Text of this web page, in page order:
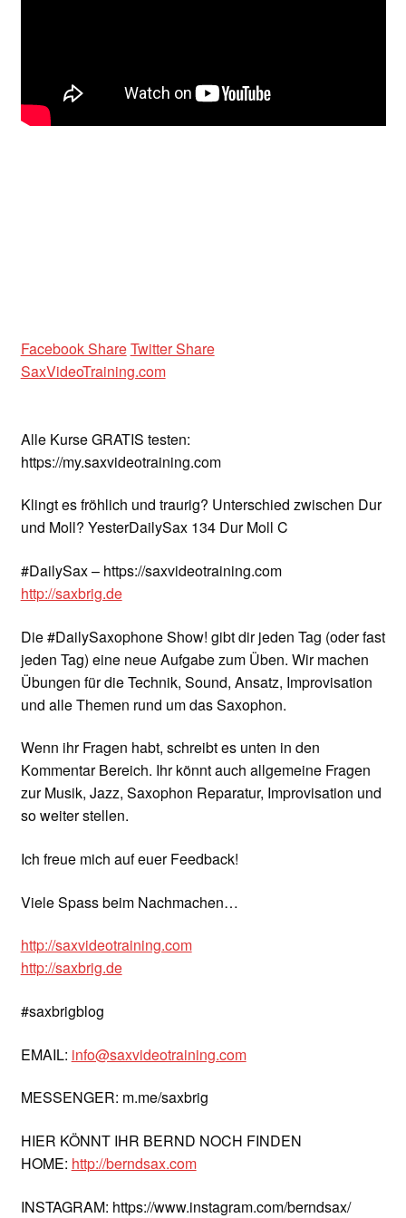
ÜBER UNS
Facebook ShareTwitter Share
SaxVideoTraining.com
Alle Kurse GRATIS testen:
https://my.saxvideotraining.com
Klingt es fröhlich und traurig? Unterschied zwischen Dur
und Moll? YesterDailySax 134 Dur Moll C
#DailySax – https://saxvideotraining.com
http://saxbrig.de
Die #DailySaxophone Show! gibt dir jeden Tag (oder fast
jeden Tag) eine neue Aufgabe zum Üben. Wir machen
Übungen für die Technik, Sound, Ansatz, Improvisation
und alle Themen rund um das Saxophon.
Wenn ihr Fragen habt, schreibt es unten in den
Kommentar Bereich. Ihr könnt auch allgemeine Fragen
zur Musik, Jazz, Saxophon Reparatur, Improvisation und
so weiter stellen.
Ich freue mich auf euer Feedback!
Viele Spass beim Nachmachen…
http://saxvideotraining.com
http://saxbrig.de
#saxbrigblog
EMAIL: info@saxvideotraining.com
MESSENGER: m.me/saxbrig
HIER KÖNNT IHR BERND NOCH FINDEN
HOME: http://berndsax.com
INSTAGRAM: https://www.instagram.com/berndsax/